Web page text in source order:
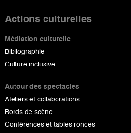
Actions culturelles
Médiation culturelle
Bibliographie
Culture inclusive
Autour des spectacles
Ateliers et collaborations
Bords de scène
Conférences et tables rondes